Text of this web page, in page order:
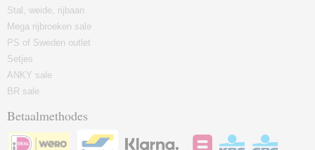
Stal, weide, rijbaan
Mega rijbroeken sale
PS of Sweden outlet
Setjes
ANKY sale
BR sale
Betaalmethodes